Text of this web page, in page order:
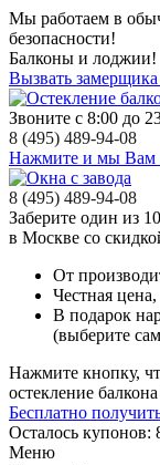
Мы работаем в
безопасности!
Балконы и лоджии!
Вызвать
Звоните с 8:00 до
8 (495) 489-94-08
Нажмите и мы Вам
8 (495) 489-94-08
Заберите один из
в Москве со
От
Честная цена,
В подарок
(выберите
Нажмите кнопку,
остекление
Бесплатно
Осталось купонов:
Меню